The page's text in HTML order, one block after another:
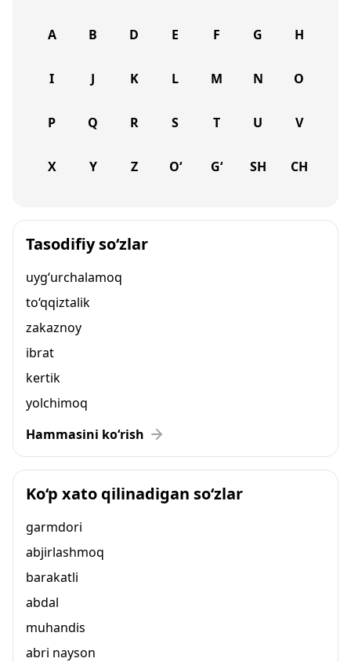
A B D E F G H
I J K L M N O
P Q R S T U V
X Y Z O‘ G‘ SH CH
Tasodifiy so‘zlar
uyg‘urchalamoq
to‘qqiztalik
zakaznoy
ibrat
kertik
yolchimoq
Hammasini ko‘rish
Ko‘p xato qilinadigan so‘zlar
garmdori
abjirlashmoq
barakatli
abdal
muhandis
abri nayson